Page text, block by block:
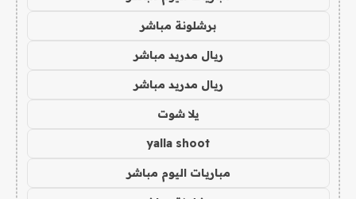
برشلونة مباشر
ريال مدريد مباشر
ريال مدريد مباشر
يلا شوت
yalla shoot
مباريات اليوم مباشر